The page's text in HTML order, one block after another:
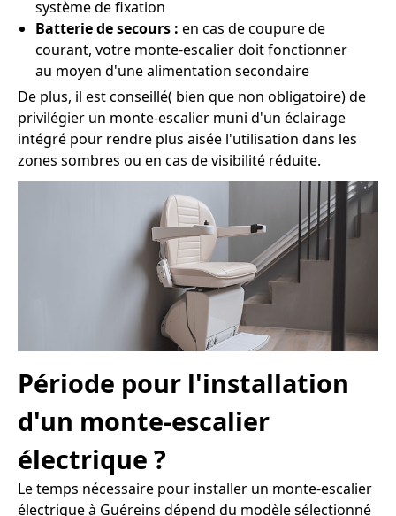
système de fixation
Batterie de secours : en cas de coupure de
courant, votre monte-escalier doit fonctionner
au moyen d'une alimentation secondaire
De plus, il est conseillé( bien que non obligatoire) de
privilégier un monte-escalier muni d'un éclairage
intégré pour rendre plus aisée l'utilisation dans les
zones sombres ou en cas de visibilité réduite.
Période pour l'installation
d'un monte-escalier
électrique ?
Le temps nécessaire pour installer un monte-escalier
électrique à Guéreins dépend du modèle sélectionné